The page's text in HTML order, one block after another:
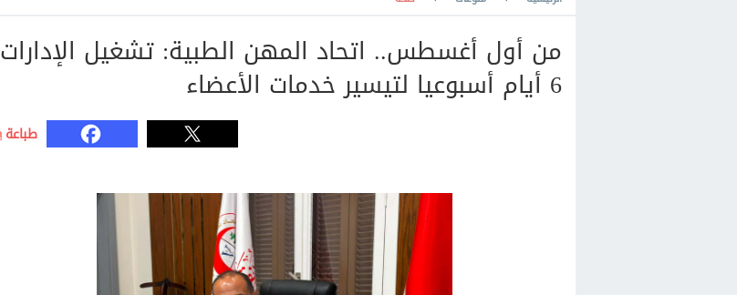
من أول أغسطس.. اتحاد المهن الطبية: تشغيل الإدارات
6 أيام أسبوعيا لتيسير خدمات الأعضاء
طباعة